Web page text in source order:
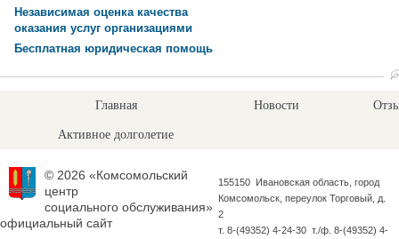
Независимая оценка качества
оказания услуг организациями
Бесплатная юридическая помощь
Главная Новости
Активное долголетие
© 2026 «Комсомольский
центр
социального обслуживания»
официальный сайт
155150 Ивановская область, город
Комсомольск, переулок Торговый, д.
2
т. 8-(49352) 4-24-30 т./ф. 8-(49352) 4-